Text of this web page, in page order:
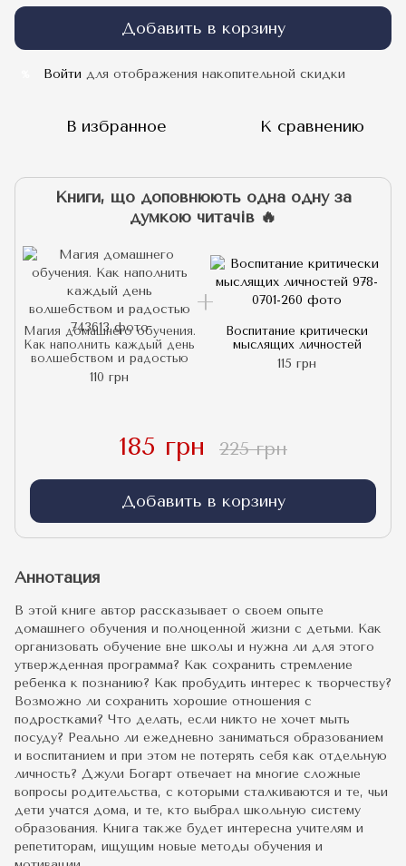
Добавить в корзину
Войти для отображения накопительной скидки
В избранное К сравнению
Книги, що доповнюють одна одну за
думкою читачів 🔥
Магия домашнего обучения.
Как наполнить каждый день
волшебством и радостью
110 грн
Воспитание критически
мыслящих личностей
115 грн
185 грн 225 грн
Добавить в корзину
Аннотация
В этой книге автор рассказывает о своем опыте
домашнего обучения и полноценной жизни с детьми. Как
организовать обучение вне школы и нужна ли для этого
утвержденная программа? Как сохранить стремление
ребенка к познанию? Как пробудить интерес к творчеству?
Возможно ли сохранить хорошие отношения с
подростками? Что делать, если никто не хочет мыть
посуду? Реально ли ежедневно заниматься образованием
и воспитанием и при этом не потерять себя как отдельную
личность? Джули Богарт отвечает на многие сложные
вопросы родительства, с которыми сталкиваются и те, чьи
дети учатся дома, и те, кто выбрал школьную систему
образования. Книга также будет интересна учителям и
репетиторам, ищущим новые методы обучения и